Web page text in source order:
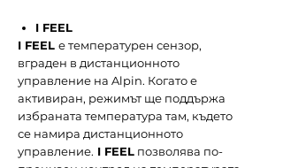
I FEEL
I FEEL е температурен сензор,
вграден в дистанционното
управление на Alpin. Когато е
активиран, режимът ще поддържа
избраната температура там, където
се намира дистанционното
управление. I FEEL позволява по-